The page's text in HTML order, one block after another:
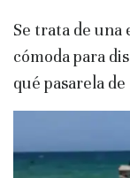
Se trata de una
cómoda para
qué pasarela